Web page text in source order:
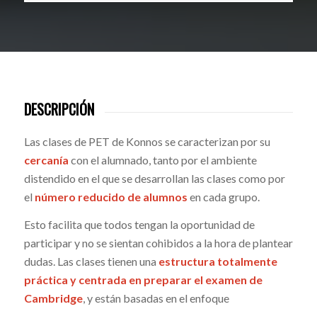
DESCRIPCIÓN
Las clases de PET de Konnos se caracterizan por su
cercanía con el alumnado, tanto por el ambiente
distendido en el que se desarrollan las clases como por
el número reducido de alumnos en cada grupo.
Esto facilita que todos tengan la oportunidad de
participar y no se sientan cohibidos a la hora de plantear
dudas. Las clases tienen una estructura totalmente
práctica y centrada en preparar el examen de
Cambridge, y están basadas en el enfoque